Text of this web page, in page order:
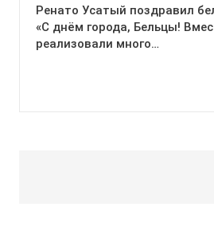
Ренато Усатый поздравил
«С днём города, Бельцы!
реализовали много…